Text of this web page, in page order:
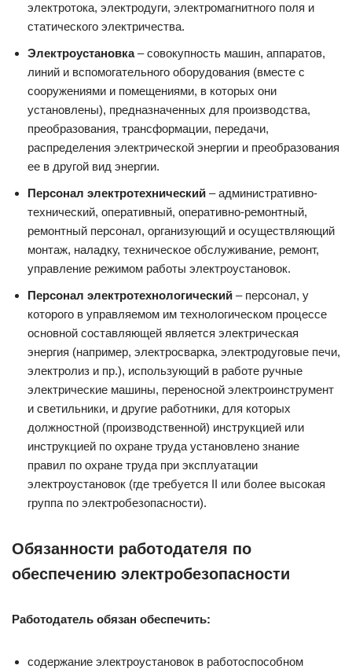
электротока, электродуги, электромагнитного поля и
статического электричества.
Электроустановка– совокупность машин, аппаратов,
линий и вспомогательного оборудования (вместе с
сооружениями и помещениями, в которых они
установлены), предназначенных для производства,
преобразования, трансформации, передачи,
распределения электрической энергии и преобразования
ее в другой вид энергии.
Персонал электротехнический – административно-
технический, оперативный, оперативно-ремонтный,
ремонтный персонал, органи­зующий и осуществляющий
монтаж, наладку, техническое обслужи­вание, ремонт,
управление режимом работы электроустановок.
Персонал электротехнологический – персонал, у
которого в управ­ляемом им технологическом процессе
основной составляющей является электрическая
энергия (например, электросварка, электродуговые печи,
электролиз и пр.), использующий в работе ручные
электрические машины, переносной электроинструмент
и светильники, и другие ра­ботники, для которых
должностной (производственной) инструкцией или
инструкцией по охране труда установлено знание
правил по охране труда при эксплуатации
электроустановок (где требуется II или более высокая
группа по электробезопасности).
Обязанности работодателя по
обеспечению электробезопасности
Работодатель обязан обеспечить:
содержание электроустановок в работоспособном